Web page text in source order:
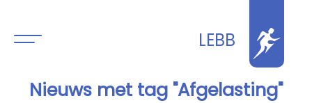
LEBB
Nieuws met tag "Afgelasting"